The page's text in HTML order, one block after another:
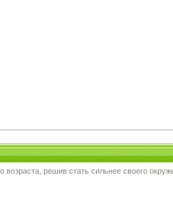
решив стать сильнее своего